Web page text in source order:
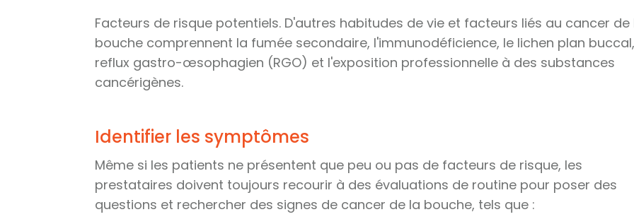
Facteurs de risque potentiels. D'autres habitudes de vie et facteurs liés au cancer de
bouche comprennent la fumée secondaire, l'immunodéficience, le lichen plan
reflux gastro-œsophagien (RGO) et l'exposition professionnelle à des substances
cancérigènes.
Identifier les symptômes
Même si les patients ne présentent que peu ou pas de facteurs de risque, les
prestataires doivent toujours recourir à des évaluations de routine pour poser des
questions et rechercher des signes de cancer de la bouche, tels que :